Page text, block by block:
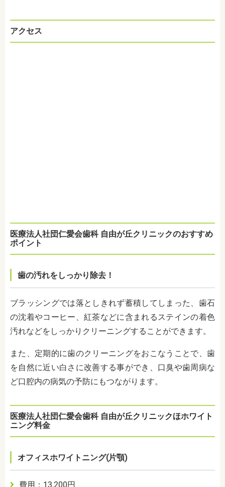
アクセス
医療法人社団仁愛会歯科 自由が丘クリニックのおすすめ
ポイント
歯の汚れをしっかり除去！
ブラッシングでは落としきれず蓄積してしまった、歯石
の沈着やコーヒー、紅茶などに含まれるステインの着色
汚れなどをしっかりクリーニングすることができます。
また、定期的に歯のクリーニングをおこなうことで、歯
を自然に近い白さに改善する事ができ、口臭や歯周病な
ど口腔内の病気の予防にもつながります。
医療法人社団仁愛会歯科 自由が丘クリニックほホワイト
ニング料金
オフィスホワイトニング(片顎)
費用：13,200円